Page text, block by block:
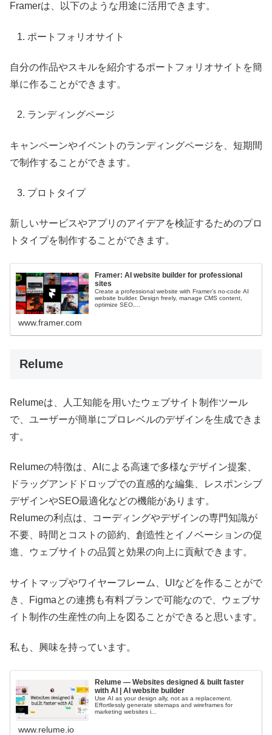
Framerは、以下のような用途に活用できます。
ポートフォリオサイト
自分の作品やスキルを紹介するポートフォリオサイトを簡
単に作ることができます。
ランディングページ
キャンペーンやイベントのランディングページを、短期間
で制作することができます。
プロトタイプ
新しいサービスやアプリのアイデアを検証するためのプロ
トタイプを制作することができます。
Framer: AI website builder for professional
sites
Create a professional website with Framer’s no-code AI
website builder. Design freely, manage CMS content,
optimize SEO,...
www.framer.com
Relume
Relumeは、人工知能を用いたウェブサイト制作ツール
で、ユーザーが簡単にプロレベルのデザインを生成できま
す。
Relumeの特徴は、AIによる高速で多様なデザイン提案、
ドラッグアンドドロップでの直感的な編集、レスポンシブ
デザインやSEO最適化などの機能があります。
Relumeの利点は、コーディングやデザインの専門知識が
不要、時間とコストの節約、創造性とイノベーションの促
進、ウェブサイトの品質と効果の向上に貢献できます。
サイトマップやワイヤーフレーム、UIなどを作ることがで
き、Figmaとの連携も有料プランで可能なので、ウェブサ
イト制作の生産性の向上を図ることができると思います。
私も、興味を持っています。
Relume — Websites designed & built faster
with AI | AI website builder
Use AI as your design ally, not as a replacement.
Effortlessly generate sitemaps and wireframes for
marketing websites i...
www.relume.io